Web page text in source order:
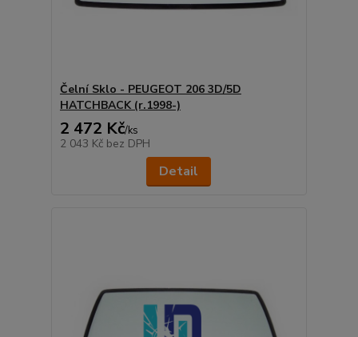
Čelní Sklo - PEUGEOT 206 3D/5D
HATCHBACK (r.1998-)
2 472 Kč/ks
2 043 Kč bez DPH
Detail